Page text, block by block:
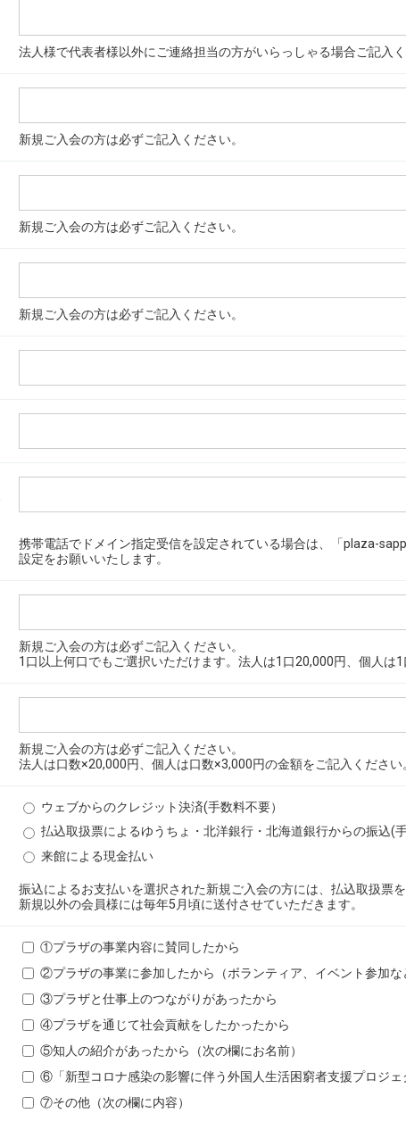
法人様で代表者様以外にご連絡担当の方がいらっしゃる場合ご記入
新規ご入会の方は必ずご記入ください。
新規ご入会の方は必ずご記入ください。
新規ご入会の方は必ずご記入ください。
携帯電話でドメイン指定受信を設定されている場合は、「plaza-
設定をお願いいたします。
新規ご入会の方は必ずご記入ください。
1口以上何口でもご選択いただけます。法人は1口20,000円、個人は
新規ご入会の方は必ずご記入ください。
法人は口数×20,000円、個人は口数×3,000円の金額をご記入ください
ウェブからのクレジット決済(手数料不要）
払込取扱票によるゆうちょ・北洋銀行・北海道銀行からの振込(
来館による現金払い
振込によるお支払いを選択された新規ご入会の方には、払込取扱票
新規以外の会員様には毎年5月頃に送付させていただきます。
①プラザの事業内容に賛同したから
②プラザの事業に参加したから（ボランティア、イベント参加な
③プラザと仕事上のつながりがあったから
④プラザを通じて社会貢献をしたかったから
⑤知人の紹介があったから（次の欄にお名前）
⑥「新型コロナ感染の影響に伴う外国人生活困窮者支援プロジ
⑦その他（次の欄に内容）